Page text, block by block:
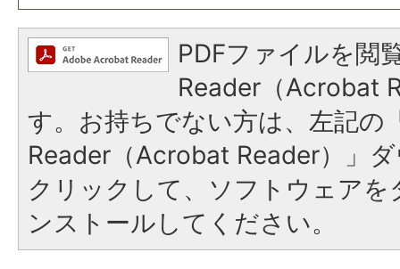
PDFファイルを閲
Reader（Acrobat
す。お持ちでない方は、左記の
Reader（Acrobat Reader）」
クリックして、ソフトウェア
ンストールしてください。